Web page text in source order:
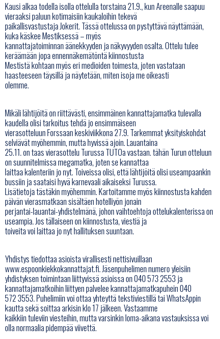
Kausi alkaa todella isolla ottelulla torstaina 21.9., kun Areenalle saapuu
vieraaksi paluun kotimaisiin kaukaloihin tekevä
paikallisvastustaja Jokerit. Tässä ottelussa on pystyttävä näyttämään,
kuka käskee Mestiksessä – myös
kannattajatoiminnan äänekkyyden ja näkyvyyden osalta. Ottelu tulee
keräämään jopa ennennäkemätöntä kiinnostusta
Mestistä kohtaan myös eri medioiden toimesta, joten vastataan
haasteeseen täysillä ja näytetään, miten isoja me oikeasti
olemme.
Mikäli lähtijöitä on riittävästi, ensimmäinen kannattajamatka tulevalla
kaudella olisi tarkoitus tehdä jo ensimmäiseen
vierasotteluun Forssaan keskiviikkona 27.9. Tarkemmat yksityiskohdat
selviävät myöhemmin, mutta hyvissä ajoin. Lauantaina
25.11. on taas vierasottelu Turussa TUTOa vastaan. tähän Turun otteluun
on suunnitelmissa megamatka, joten se kannattaa
laittaa kalenteriin jo nyt. Toiveissa olisi, että lähtijöitä olisi useampaankin
bussiin ja saataisi hyvä karnevaali aikaiseksi Turussa.
Lisätietoja tästäkin myöhemmin. Kartoitamme myös kiinnostusta kahden
päivän vierasmatkaan sisältäen hotelliyön jonain
perjantai-lauantai-yhdistelmänä, johon vaihtoehtoja ottelukalenterissa on
useampia. Jos tällaiseen on kiinnostusta, viestiä ja
toiveita voi laittaa jo nyt hallituksen suuntaan.
Yhdistys tiedottaa asioista virallisesti nettisivuillaan
www.espoonkiekkokannattajat.fi. Jäsenpuhelimen numero yleisiin
yhdistyksen toimintaan liittyvissä asioissa on 040 573 2553 ja
kannattajamatkoihin liittyen palvelee kannattajamatkapuhein 040
572 3553. Puhelimiin voi ottaa yhteyttä tekstiviestillä tai WhatsAppin
kautta sekä soittaa arkisin klo 17 jälkeen. Vastaamme
kaikkiin tuleviin viesteihin, mutta varsinkin loma-aikana vastauksissa voi
olla normaalia pidempää viivettä.